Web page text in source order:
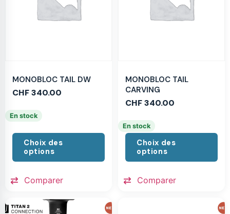
MONOBLOC TAIL DW
CHF340.00
En stock
Choix des
options
Comparer
MONOBLOC TAIL
CARVING
CHF340.00
En stock
Choix des
options
Comparer